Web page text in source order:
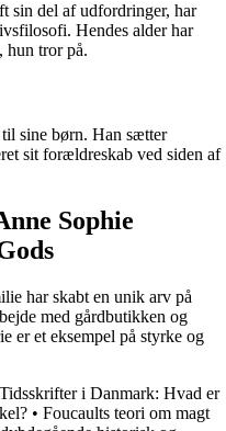
sin del af udfordringer, har
Hendes alder har
hun tror på.
sine børn. Han sætter
sit forældreskab ved siden af
Sophie
har skabt en unik arv på
med gårdbutikken og
er et eksempel på styrke og
Tidsskrifter i Danmark: Hvad er
• Foucaults teori om magt